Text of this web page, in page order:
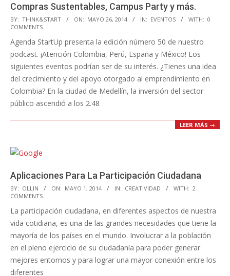
Compras Sustentables, Campus Party y más.
2014-
05-
26
BY: THINK&START ON: MAYO 26, 2014 IN: EVENTOS WITH: 0
COMMENTS
Agenda StartUp presenta la edición número 50 de nuestro
podcast. ¡Atención Colombia, Perú, España y México! Los
siguientes eventos podrían ser de su interés. ¿Tienes una idea
del crecimiento y del apoyo otorgado al emprendimiento en
Colombia? En la ciudad de Medellín, la inversión del sector
público ascendió a los 2.48
LEER MÁS →
Aplicaciones Para La Participación Ciudadana
2014-
05-
01
BY: OLLIN ON: MAYO 1, 2014 IN: CREATIVIDAD WITH: 2
COMMENTS
La participación ciudadana, en diferentes aspectos de nuestra
vida cotidiana, es una de las grandes necesidades que tiene la
mayoría de los países en el mundo. Involucrar a la población
en el pleno ejercicio de su ciudadanía para poder generar
mejores entornos y para lograr una mayor conexión entre los
diferentes